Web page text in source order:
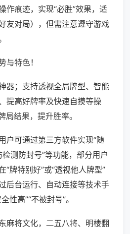
作痕迹，实现“必胜”效果，适
友对局），但需注意遵守游戏
与特色！
器；支持透视全局牌型、智能
提高好牌率及快速自摸等操
局结果，提升胜率。
户可通过第三方软件实现“随
检测防封号”等功能，部分用户
“牌特别好”或“透视他人牌型”
后台运行、自动连接等技术手
性高”“不被封号”。
麻将文化，二五八将、明楼翻